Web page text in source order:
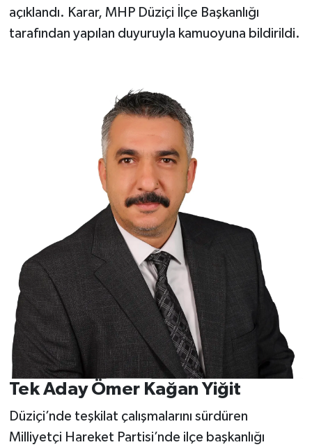
açıklandı. Karar, MHP Düziçi İlçe Başkanlığı
tarafından yapılan duyuruyla kamuoyuna bildirildi.
Tek Aday Ömer Kağan Yiğit
Düziçi’nde teşkilat çalışmalarını sürdüren
Milliyetçi Hareket Partisi’nde ilçe başkanlığı